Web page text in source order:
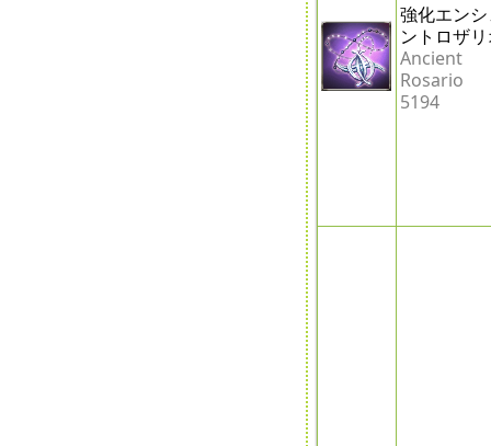
強化エン
ントロザ
Ancient
Rosario
5194